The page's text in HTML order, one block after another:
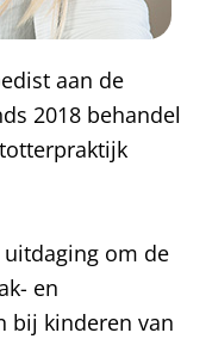
aan de
2018 behandel
om de
en
bij kinderen van